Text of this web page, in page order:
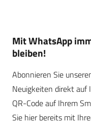
Mit WhatsApp
bleiben!
Abonnieren Sie
Neuigkeiten direkt auf
QR-Code auf Ihrem
Sie hier bereits mit